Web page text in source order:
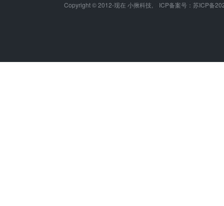
Copyright © 2012-现在 小揪科技, ICP备案号： 苏ICP备